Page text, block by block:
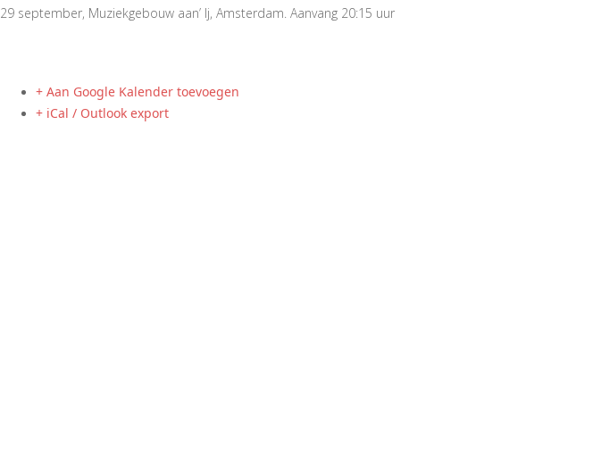
29 september, Muziekgebouw aan’ Ij, Amsterdam. Aanvang 20:15 uur
+ Aan Google Kalender toevoegen
+ iCal / Outlook export